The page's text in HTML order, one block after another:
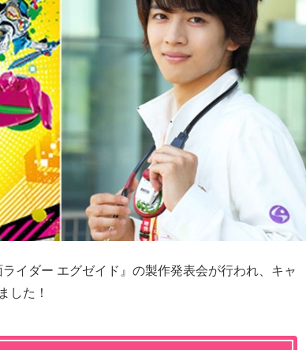
イダー エグゼイド』の製作発表会が行われ、キャ
した！